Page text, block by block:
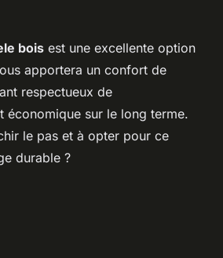
bois est une excellente option
apportera un confort de
respectueux de
économique sur le long terme.
le pas et à opter pour ce
durable ?